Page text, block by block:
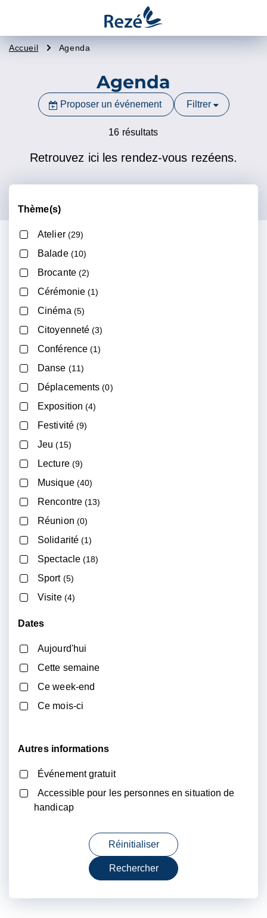
Ville
Accueil Agenda
Agenda
Proposer un événement Filtrer
16 résultats
Retrouvez ici les rendez-vous rezéens.
Thème(s)
Atelier (29)
Balade (10)
Brocante (2)
Cérémonie(1)
Cinéma (5)
Citoyenneté(3)
Conférence(1)
Danse (11)
Déplacements(0)
Exposition(4)
Festivité(9)
Jeu(15)
Lecture (9)
Musique (40)
Rencontre(13)
Réunion (0)
Solidarité(1)
Spectacle(18)
Sport (5)
Visite (4)
Dates
Aujourd'hui
Cette semaine
Ce week-end
Ce mois-ci
Autres informations
Événement gratuit
Accessible pour les personnes en situation de
handicap
Réinitialiser
Rechercher